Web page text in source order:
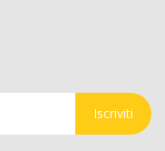
Iscriviti